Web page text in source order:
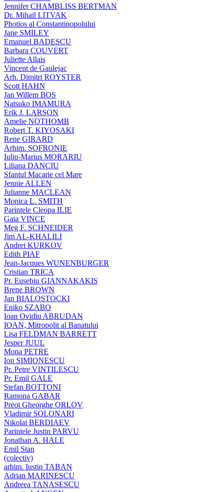
Jennifer CHAMBLISS BERTMAN
Dr. Mihail LITVAK
Photios al Constantinopolului
Jane SMILEY
Emanuel BADESCU
Barbara COUVERT
Juliette Allais
Vincent de Gaulejac
Arh. Dimitri ROYSTER
Scott HAHN
Jan Willem BOS
Natsuko IMAMURA
Erik J. LARSON
Amelie NOTHOMB
Robert T. KIYOSAKI
Rene GIRARD
Arhim. SOFRONIE
Iuliu-Marius MORARIU
Liliana DANCIU
Sfantul Macarie cel Mare
Jennie ALLEN
Julianne MACLEAN
Monica L. SMITH
Parintele Cleopa ILIE
Gaia VINCE
Meg F. SCHNEIDER
Jim AL-KHALILI
Andrei KURKOV
Edith PIAF
Jean-Jacques WUNENBURGER
Cristian TRICA
Pr. Eusebiu GIANNAKAKIS
Brene BROWN
Jan BIALOSTOCKI
Eniko SZABO
Ioan Ovidiu ABRUDAN
IOAN, Mitropolit al Banatului
Lisa FELDMAN BARRETT
Jesper JUUL
Mona PETRE
Ion SIMIONESCU
Pr. Petre VINTILESCU
Pr. Emil GALE
Stefan BOTTONI
Ramona GABAR
Preot Gheorghe ORLOV
Vladimir SOLONARI
Nikolai BERDIAEV
Parintele Justin PARVU
Jonathan A. HALE
Emil Stan
(colectiv)
arhim. Iustin TABAN
Adrian MARINESCU
Andreea TANASESCU